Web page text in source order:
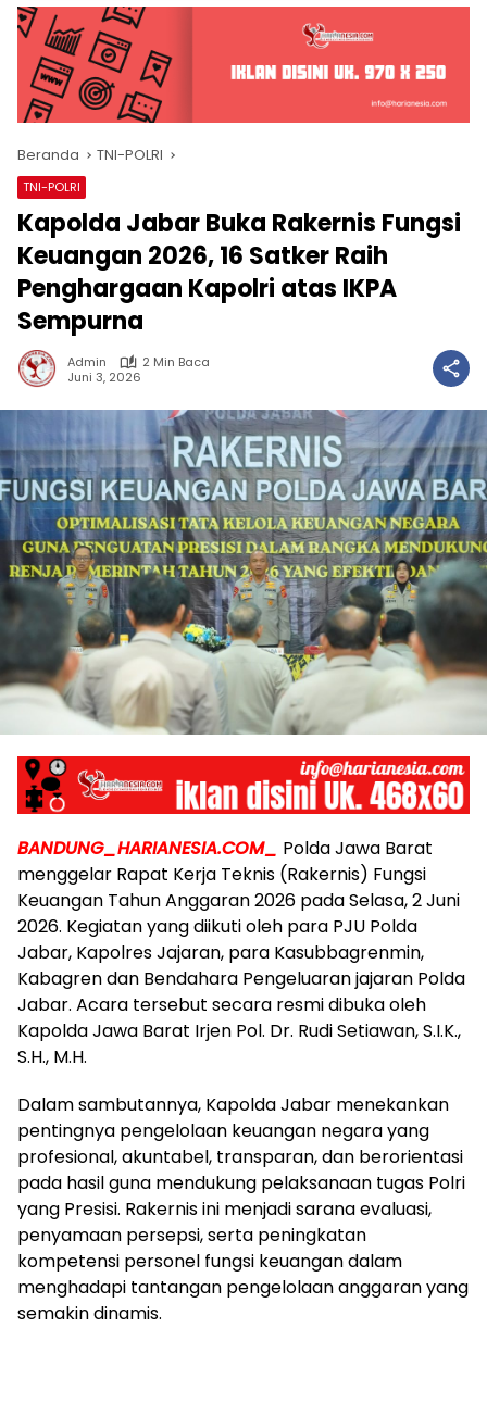
Beranda TNI-POLRI
TNI-POLRI
Kapolda Jabar Buka Rakernis Fungsi
Keuangan 2026, 16 Satker Raih
Penghargaan Kapolri atas IKPA
Sempurna
Admin
2 Min Baca
Juni 3, 2026
BANDUNG_HARIANESIA.COM_ Polda Jawa Barat
menggelar Rapat Kerja Teknis (Rakernis) Fungsi
Keuangan Tahun Anggaran 2026 pada Selasa, 2 Juni
2026. Kegiatan yang diikuti oleh para PJU Polda
Jabar, Kapolres Jajaran, para Kasubbagrenmin,
Kabagren dan Bendahara Pengeluaran jajaran Polda
Jabar. Acara tersebut secara resmi dibuka oleh
Kapolda Jawa Barat Irjen Pol. Dr. Rudi Setiawan, S.I.K.,
S.H., M.H.
Dalam sambutannya, Kapolda Jabar menekankan
pentingnya pengelolaan keuangan negara yang
profesional, akuntabel, transparan, dan berorientasi
pada hasil guna mendukung pelaksanaan tugas Polri
yang Presisi. Rakernis ini menjadi sarana evaluasi,
penyamaan persepsi, serta peningkatan
kompetensi personel fungsi keuangan dalam
menghadapi tantangan pengelolaan anggaran yang
semakin dinamis.